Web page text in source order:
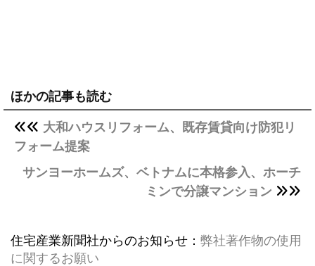
ほかの記事も読む
大和ハウスリフォーム、既存賃貸向け防犯リ
フォーム提案
サンヨーホームズ、ベトナムに本格参入、ホーチ
ミンで分譲マンション
住宅産業新聞社からのお知らせ： 弊社著作物の使用
に関するお願い